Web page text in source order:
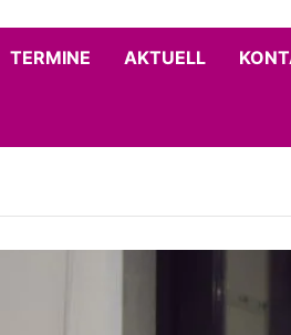
TERMINE AKTUELL